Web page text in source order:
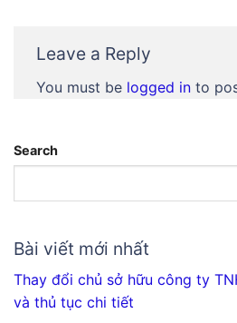
Leave a Reply
You must be logged in to
Search
Bài viết mới nhất
Thay đổi chủ sở hữu công ty
và thủ tục chi tiết